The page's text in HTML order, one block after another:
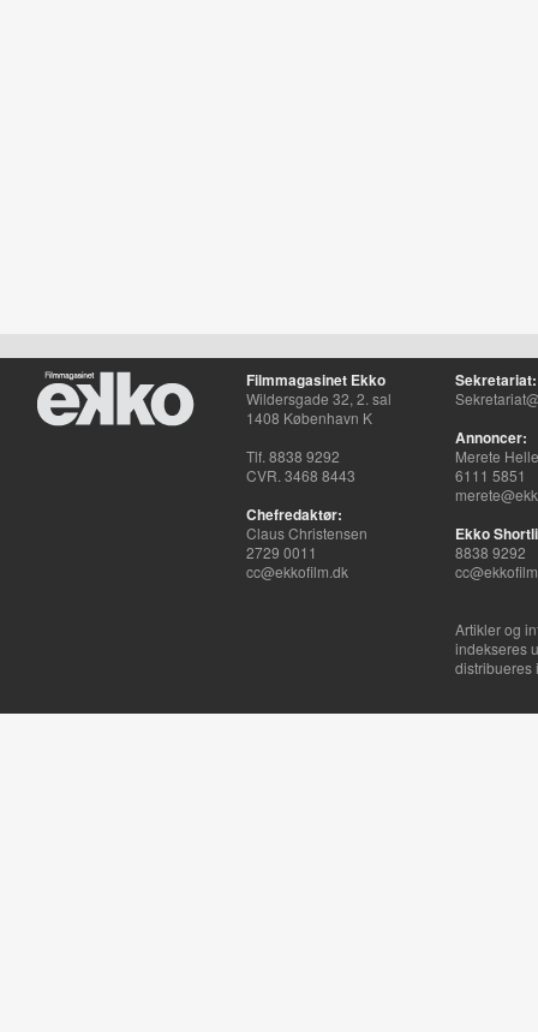
Filmmagasinet Ekko
Wildersgade 32, 2. sal
1408 København K
Tlf. 8838 9292
CVR. 3468 8443
Chefredaktør:
Claus Christensen
2729 0011
cc@ekkofilm.dk
Sekretariat:
Annoncer:
Merete
6111 5851
Ekko
8838 9292
Artikler og
indekseres
distribueres